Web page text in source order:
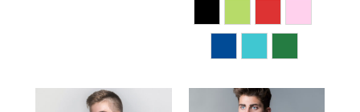
NegroPistacho
RojoRosa
RoyalTurquesa
Verde